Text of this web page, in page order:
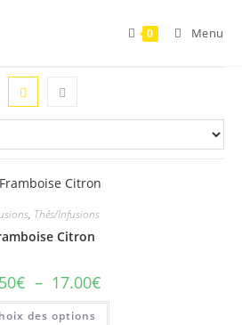
0 Menu
, Thés/Infusions
Citron
€ – 17.00€
des options